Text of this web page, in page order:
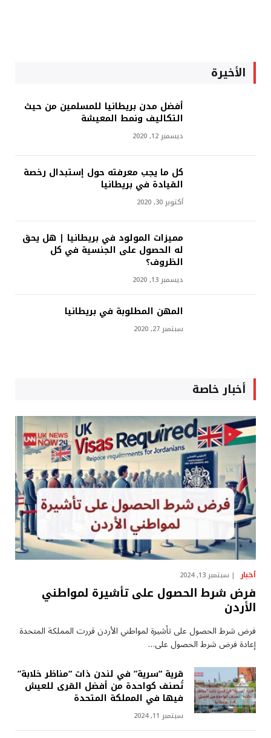
الأخيرة
أفضل مدن بريطانيا للمسلمين من حيث
التكاليف ونمط المعيشة
ديسمبر 12, 2020
كل ما يجب معرفته حول إستبدال رخصة
القيادة في بريطانيا
أكتوبر 30, 2020
مميزات المولود في بريطانيا | هل يحق
له الحصول على الجنسية في كل
الظروف؟
ديسمبر 13, 2020
المهن المطلوبة في بريطانيا
سبتمبر 27, 2020
أخبار خاصة
أخبار سبتمبر 13, 2024
فرض شرط الحصول على تأشيرة لمواطني
الأردن
فرض شرط الحصول على تأشيرة لمواطني الأردن قررت المملكة المتحدة
إعادة فرض شرط الحصول على…
قرية “سرية” في لندن ذات “مناظر خلابة”
تُصنف كواحدة من أفضل القرى للعيش
فيها في المملكة المتحدة
سبتمبر 11, 2024